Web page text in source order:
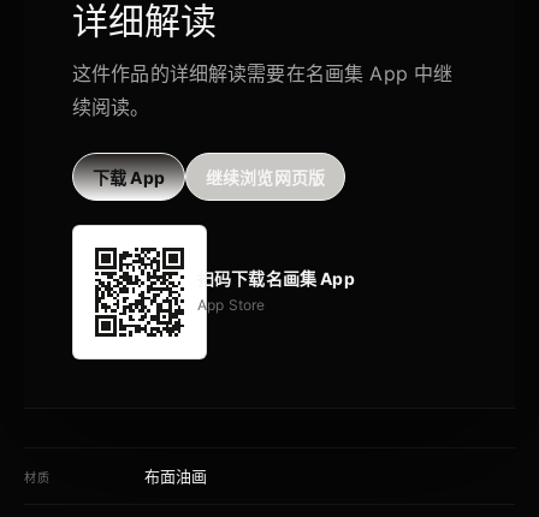
详细解读
这件作品的详细解读需要在名画集 App 中继
续阅读。
下载 App 继续浏览网页版
扫码下载名画集 App
App Store
材质 布面油画